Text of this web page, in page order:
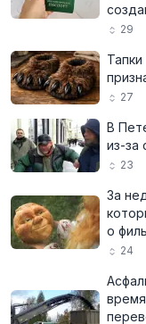
29
27
В
из-за
23
За
о
24